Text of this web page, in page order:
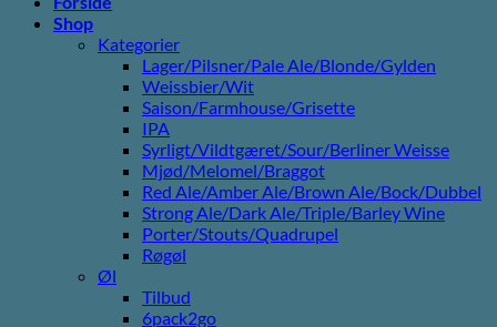
Shop
Kategorier
Lager/Pilsner/Pale Ale/Blonde/Gylden
Weissbier/Wit
Saison/Farmhouse/Grisette
IPA
Syrligt/Vildtgæret/Sour/Berliner Weisse
Mjød/Melomel/Braggot
Red Ale/Amber Ale/Brown Ale/Bock/Dubbel
Strong Ale/Dark Ale/Triple/Barley Wine
Porter/Stouts/Quadrupel
Røgøl
Øl
Tilbud
6pack2go